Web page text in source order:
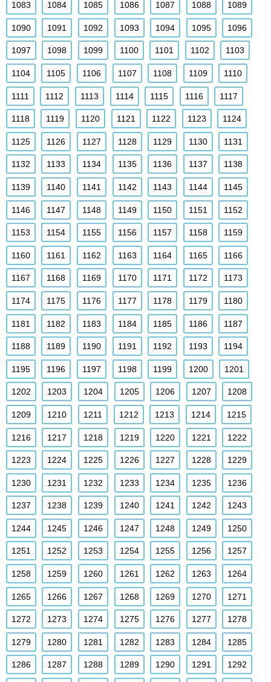
1083 1084 1085 1086 1087 1088 1089
1090 1091 1092 1093 1094 1095 1096
1097 1098 1099 1100 1101 1102 1103
1104 1105 1106 1107 1108 1109 1110
1111 1112 1113 1114 1115 1116 1117
1118 1119 1120 1121 1122 1123 1124
1125 1126 1127 1128 1129 1130 1131
1132 1133 1134 1135 1136 1137 1138
1139 1140 1141 1142 1143 1144 1145
1146 1147 1148 1149 1150 1151 1152
1153 1154 1155 1156 1157 1158 1159
1160 1161 1162 1163 1164 1165 1166
1167 1168 1169 1170 1171 1172 1173
1174 1175 1176 1177 1178 1179 1180
1181 1182 1183 1184 1185 1186 1187
1188 1189 1190 1191 1192 1193 1194
1195 1196 1197 1198 1199 1200 1201
1202 1203 1204 1205 1206 1207 1208
1209 1210 1211 1212 1213 1214 1215
1216 1217 1218 1219 1220 1221 1222
1223 1224 1225 1226 1227 1228 1229
1230 1231 1232 1233 1234 1235 1236
1237 1238 1239 1240 1241 1242 1243
1244 1245 1246 1247 1248 1249 1250
1251 1252 1253 1254 1255 1256 1257
1258 1259 1260 1261 1262 1263 1264
1265 1266 1267 1268 1269 1270 1271
1272 1273 1274 1275 1276 1277 1278
1279 1280 1281 1282 1283 1284 1285
1286 1287 1288 1289 1290 1291 1292